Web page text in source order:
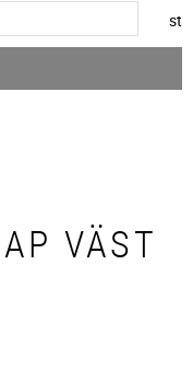
st
VÄST